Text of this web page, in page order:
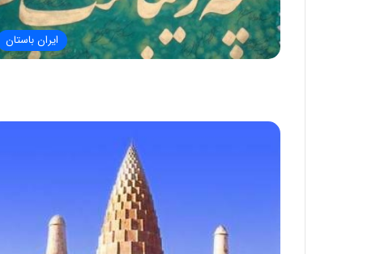
ایران باستان